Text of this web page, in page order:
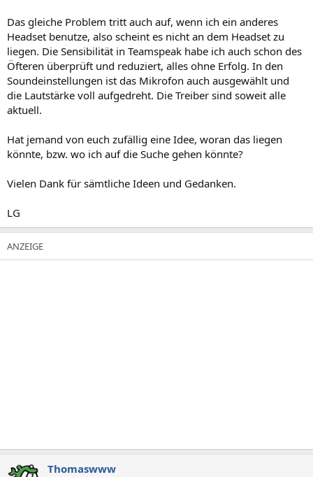
Das gleiche Problem tritt auch auf, wenn ich ein anderes
Headset benutze, also scheint es nicht an dem Headset zu
liegen. Die Sensibilität in Teamspeak habe ich auch schon des
Öfteren überprüft und reduziert, alles ohne Erfolg. In den
Soundeinstellungen ist das Mikrofon auch ausgewählt und
die Lautstärke voll aufgedreht. Die Treiber sind soweit alle
aktuell.
Hat jemand von euch zufällig eine Idee, woran das liegen
könnte, bzw. wo ich auf die Suche gehen könnte?
Vielen Dank für sämtliche Ideen und Gedanken.
LG
Thomaswww